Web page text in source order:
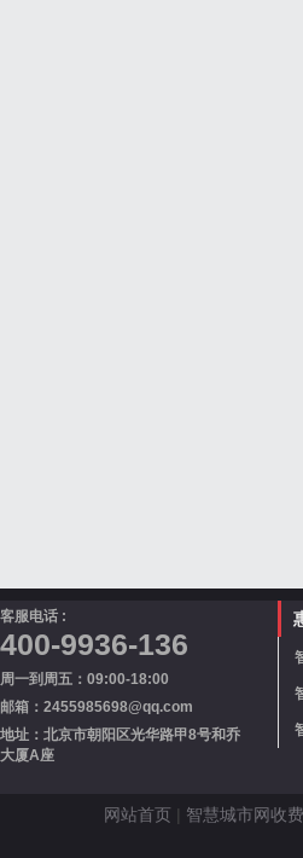
客服电话 :
400-9936-136
周一到周五：09:00-18:00
邮箱：2455985698@qq.com
地址：北京市朝阳区光华路甲8号和乔
大厦A座
网站首页 | 智慧城市网收